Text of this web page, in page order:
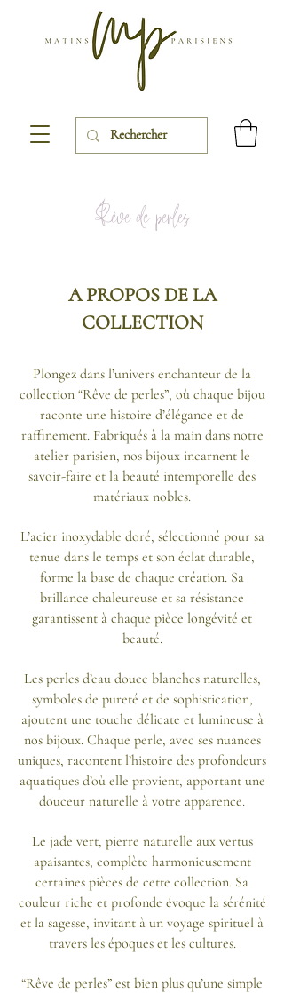
Rêve de perles
A PROPOS DE LA
COLLECTION
Plongez dans l’univers enchanteur de la
collection “Rêve de perles”, où chaque bijou
raconte une histoire d’élégance et de
raffinement. Fabriqués à la main dans notre
atelier parisien, nos bijoux incarnent le
savoir-faire et la beauté intemporelle des
matériaux nobles.
L’acier inoxydable doré, sélectionné pour sa
tenue dans le temps et son éclat durable,
forme la base de chaque création. Sa
brillance chaleureuse et sa résistance
garantissent à chaque pièce longévité et
beauté.
Les perles d’eau douce blanches naturelles,
symboles de pureté et de sophistication,
ajoutent une touche délicate et lumineuse à
nos bijoux. Chaque perle, avec ses nuances
uniques, racontent l’histoire des profondeurs
aquatiques d’où elle provient, apportant une
douceur naturelle à votre apparence.
Le jade vert, pierre naturelle aux vertus
apaisantes, complète harmonieusement
certaines pièces de cette collection. Sa
couleur riche et profonde évoque la sérénité
et la sagesse, invitant à un voyage spirituel à
travers les époques et les cultures.
“Rêve de perles” est bien plus qu’une simple